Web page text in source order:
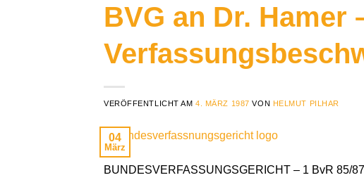
BVG an Dr. Hamer
VERÖFFENTLICHT AM4. MÄRZ 1987 VON HELMUT PILHAR
04
März
BUNDESVERFASSUNGSGERICHT – 1 BvR 85/